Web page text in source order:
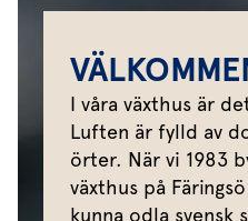
I våra växthus är
Luften är fylld av
örter. När vi 1983
växthus på
kunna odla svensk